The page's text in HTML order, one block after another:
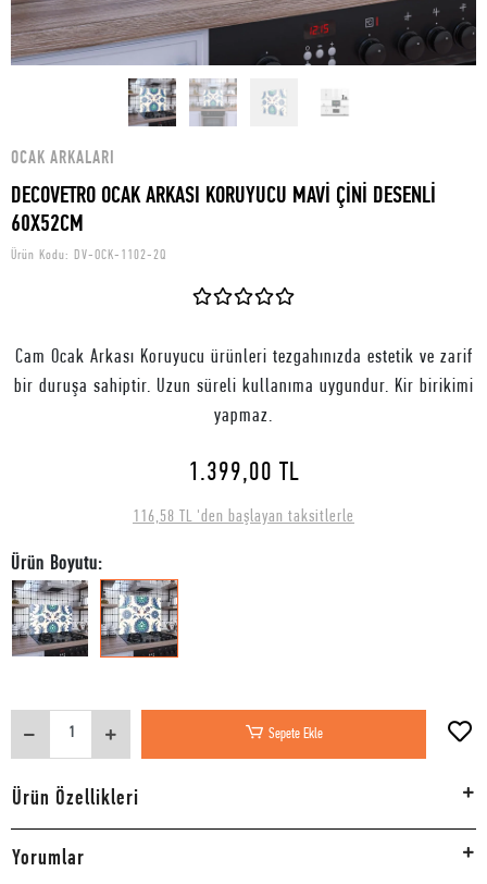
OCAK ARKALARI
DECOVETRO OCAK ARKASI KORUYUCU MAVİ ÇİNİ DESENLİ
60X52CM
Ürün Kodu: DV-OCK-1102-2Q
Cam Ocak Arkası Koruyucu ürünleri tezgahınızda estetik ve zarif
bir duruşa sahiptir. Uzun süreli kullanıma uygundur. Kir birikimi
yapmaz.
1.399,00 TL
116,58 TL 'den başlayan taksitlerle
Ürün Boyutu:
Sepete Ekle
Ürün Özellikleri
Yorumlar